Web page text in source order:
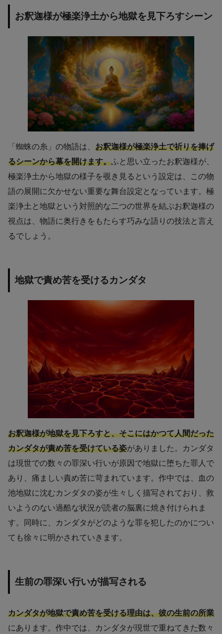
お釈迦様が極楽浄土から地獄を見下ろすシーン
「蜘蛛の糸」の物語は、 お釈迦様が極楽浄土で祈りを捧げ
るシーンから幕を開けます。ふと思い立ったお釈迦様が、
極楽浄土から地獄の様子を覗き見るという設定は、この物
語の展開に欠かせない重要な舞台設定となっています。極
楽浄土と地獄という対照的な二つの世界を結ぶお釈迦様の
視点は、物語に奥行きをもたらす巧みな語りの技法と言え
るでしょう。
地獄で責め苦を受けるカンダタ
お釈迦様が地獄を見下ろすと、そこにはかつて人間だった
カンダタが責め苦を受けている姿がありました。カンダタ
は現世での数々の罪深い行いが原因で地獄に堕ちた罪人で
あり、痛ましい責め苦に苛まれています。作中では、血の
池地獄に沈むカンダタの姿が生々しく描写されており、救
いようのない過酷な状況が読者の脳裏に焼き付けられま
す。同時に、カンダタがどのような罪を犯したのかについ
ても徐々に明かされていきます。
生前の罪深い行いが描写される
カンダタが地獄で責め苦を受ける理由は、彼の生前の所業
にあります。作中では、カンダタが現世で重ねてきた数々